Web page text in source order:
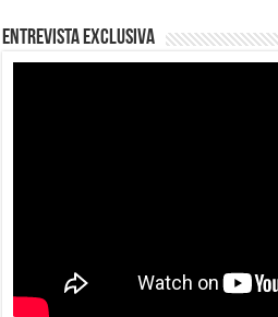
Entrevista Exclusiva